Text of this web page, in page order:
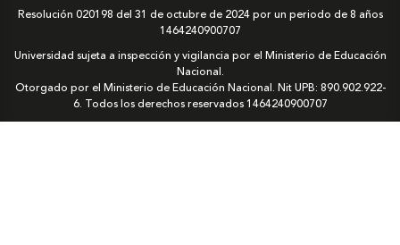
Resolución 020198 del 31 de octubre de 2024 por un periodo de 8 años
1464240900707
Universidad sujeta a inspección y vigilancia por el Ministerio de Educación
Nacional.
Otorgado por el Ministerio de Educación Nacional. Nit UPB: 890.902.922-
6. Todos los derechos reservados1464240900707